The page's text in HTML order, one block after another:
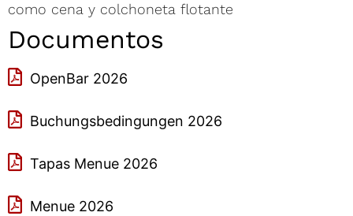
como cena y colchoneta flotante
Documentos
OpenBar 2026
Buchungsbedingungen 2026
Tapas Menue 2026
Menue 2026